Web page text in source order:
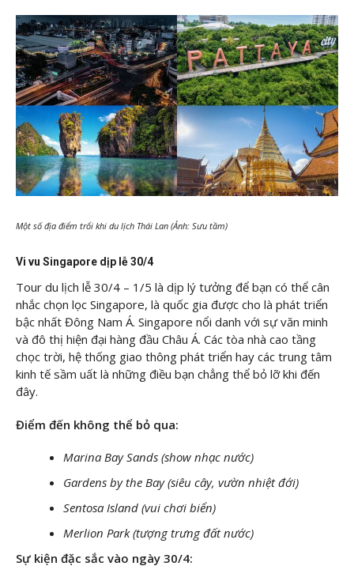
Một số địa điểm trổi khi du lịch Thái Lan (Ảnh: Sưu tầm)
Vi vu Singapore dịp lễ 30/4
Tour du lịch lễ 30/4 – 1/5 là dịp lý tưởng để bạn có thể cân
nhắc chọn lọc Singapore, là quốc gia được cho là phát triển
bậc nhất Đông Nam Á. Singapore nổi danh với sự văn minh
và đô thị hiện đại hàng đầu Châu Á. Các tòa nhà cao tầng
chọc trời, hệ thống giao thông phát triển hay các trung tâm
kinh tế sầm uất là những điều bạn chẳng thể bỏ lỡ khi đến
đây.
Điểm đến không thể bỏ qua:
Marina Bay Sands (show nhạc nước)
Gardens by the Bay (siêu cây, vườn nhiệt đới)
Sentosa Island (vui chơi biển)
Merlion Park (tượng trưng đất nước)
Sự kiện đặc sắc vào ngày 30/4: